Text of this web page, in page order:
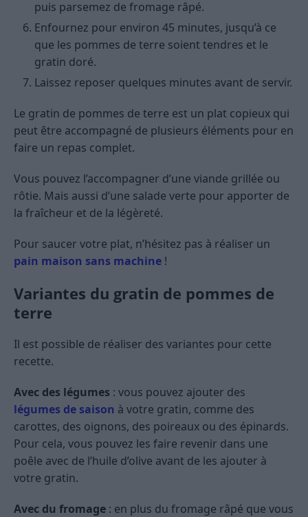
puis parsemez de fromage râpé.
Enfournez pour environ 45 minutes, jusqu’à ce
que les pommes de terre soient tendres et le
gratin doré.
Laissez reposer quelques minutes avant de servir.
Le gratin de pommes de terre est un plat copieux qui
peut être accompagné de plusieurs éléments pour en
faire un repas complet.
Vous pouvez l’accompagner d’une viande grillée ou
rôtie. Mais aussi d’une salade verte pour apporter de
la fraîcheur et de la légèreté.
Pour saucer votre plat, n’hésitez pas à réaliser un
pain maison sans machine !
Variantes du gratin de pommes de
terre
Il est possible de réaliser des variantes pour cette
recette.
Avec des légumes : vous pouvez ajouter des
légumes de saison à votre gratin, comme des
carottes, des oignons, des poireaux ou des épinards.
Pour cela, vous pouvez les faire revenir dans une
poêle avec de l’huile d’olive avant de les ajouter à
votre gratin.
Avec du fromage : en plus du fromage râpé que vous